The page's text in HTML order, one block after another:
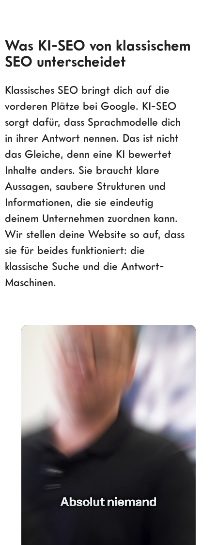
Was KI-SEO von klassischem
SEO unterscheidet
Klassisches SEO bringt dich auf die
vorderen Plätze bei Google. KI-SEO
sorgt dafür, dass Sprachmodelle dich
in ihrer Antwort nennen. Das ist nicht
das Gleiche, denn eine KI bewertet
Inhalte anders. Sie braucht klare
Aussagen, saubere Strukturen und
Informationen, die sie eindeutig
deinem Unternehmen zuordnen kann.
Wir stellen deine Website so auf, dass
sie für beides funktioniert: die
klassische Suche und die Antwort-
Maschinen.